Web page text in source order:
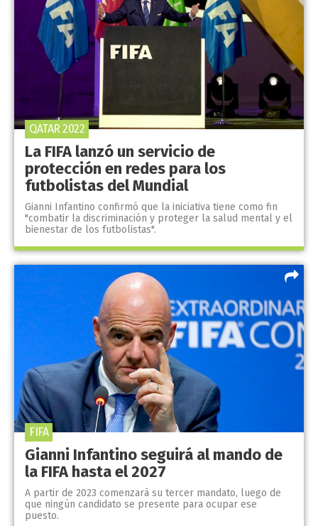
La FIFA lanzó un servicio de
protección en redes para los
futbolistas del Mundial
Gianni Infantino confirmó que la iniciativa tiene como fin
"combatir la discriminación y proteger la salud mental y el
bienestar de los futbolistas".
QATAR 2022
Gianni Infantino seguirá al mando de
la FIFA hasta el 2027
A partir de 2023 comenzará su tercer mandato, luego de
que ningún candidato se presente para ocupar ese
puesto.
FIFA